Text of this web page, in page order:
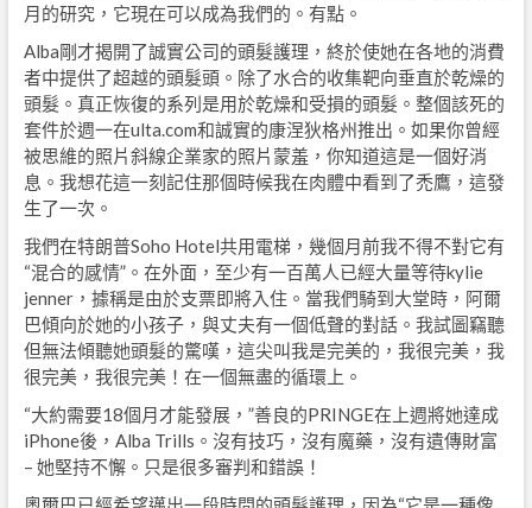
月的研究，它現在可以成為我們的。有點。
Alba剛才揭開了誠實公司的頭髮護理，終於使她在各地的消費
者中提供了超越的頭髮頭。除了水合的收集靶向垂直於乾燥的
頭髮。真正恢復的系列是用於乾燥和受損的頭髮。整個該死的
套件於週一在ulta.com和誠實的康涅狄格州推出。如果你曾經
被思維的照片斜線企業家的照片蒙羞，你知道這是一個好消
息。我想花這一刻記住那個時候我在肉體中看到了禿鷹，這發
生了一次。
我們在特朗普Soho Hotel共用電梯，幾個月前我不得不對它有
“混合的感情”。在外面，至少有一百萬人已經大量等待kylie
jenner，據稱是由於支票即將入住。當我們騎到大堂時，阿爾
巴傾向於她的小孩子，與丈夫有一個低聲的對話。我試圖竊聽
但無法傾聽她頭髮的驚嘆，這尖叫我是完美的，我很完美，我
很完美，我很完美！在一個無盡的循環上。
“大約需要18個月才能發展，”善良的PRINGE在上週將她達成
iPhone後，Alba Trills。沒有技巧，沒有魔藥，沒有遺傳財富
– 她堅持不懈。只是很多審判和錯誤！